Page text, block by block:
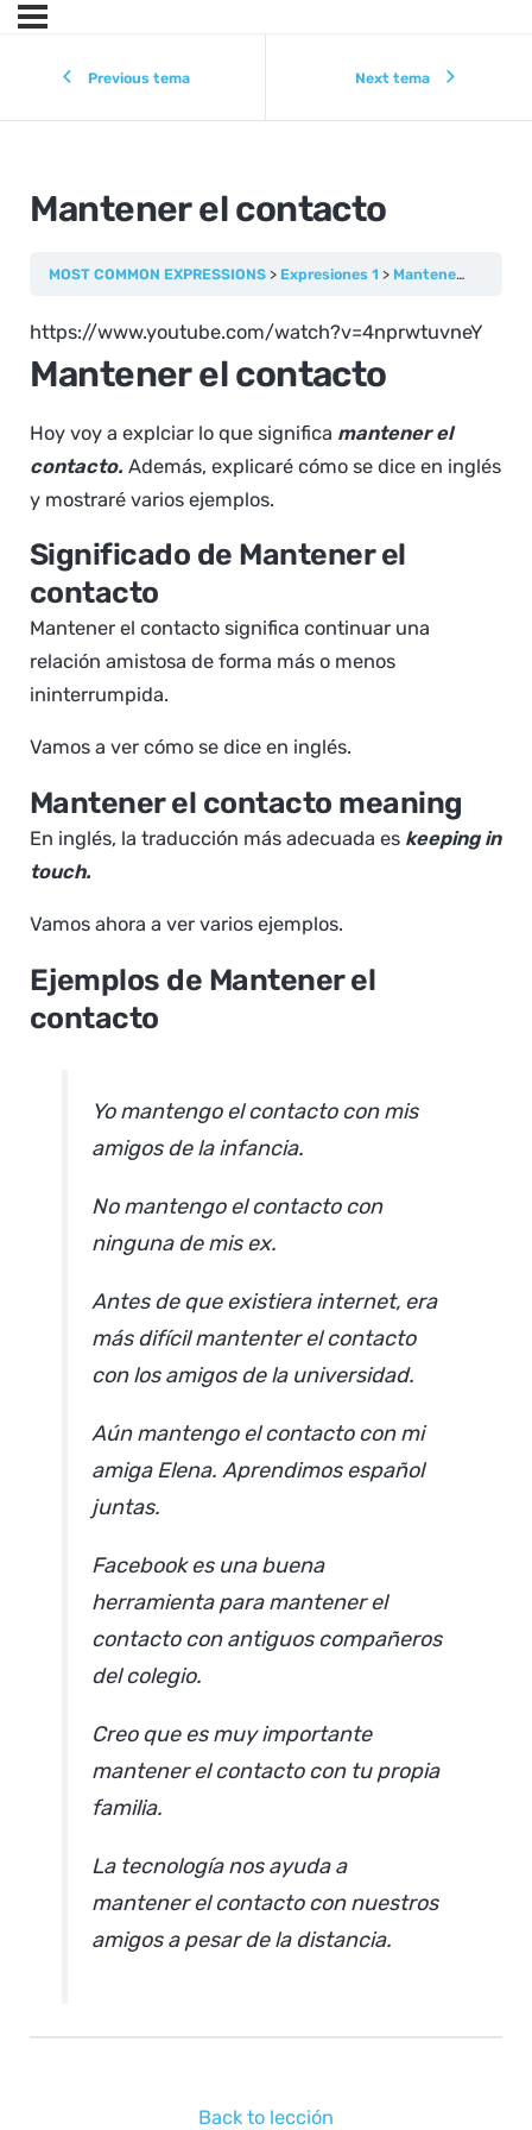
Previous tema Next tema
Mantener el contacto
MOST COMMON EXPRESSIONS Expresiones 1 Mantener el contacto
https://www.youtube.com/watch?v=4nprwtuvneY
Mantener el contacto
Hoy voy a explciar lo que significa mantener el
contacto. Además, explicaré cómo se dice en inglés
y mostraré varios ejemplos.
Significado de Mantener el
contacto
Mantener el contacto significa continuar una
relación amistosa de forma más o menos
ininterrumpida.
Vamos a ver cómo se dice en inglés.
Mantener el contacto meaning
En inglés, la traducción más adecuada es keeping in
touch.
Vamos ahora a ver varios ejemplos.
Ejemplos de Mantener el
contacto
Yo mantengo el contacto con mis
amigos de la infancia.
No mantengo el contacto con
ninguna de mis ex.
Antes de que existiera internet, era
más difícil mantenter el contacto
con los amigos de la universidad.
Aún mantengo el contacto con mi
amiga Elena. Aprendimos español
juntas.
Facebook es una buena
herramienta para mantener el
contacto con antiguos compañeros
del colegio.
Creo que es muy importante
mantener el contacto con tu propia
familia.
La tecnología nos ayuda a
mantener el contacto con nuestros
amigos a pesar de la distancia.
Back to lección